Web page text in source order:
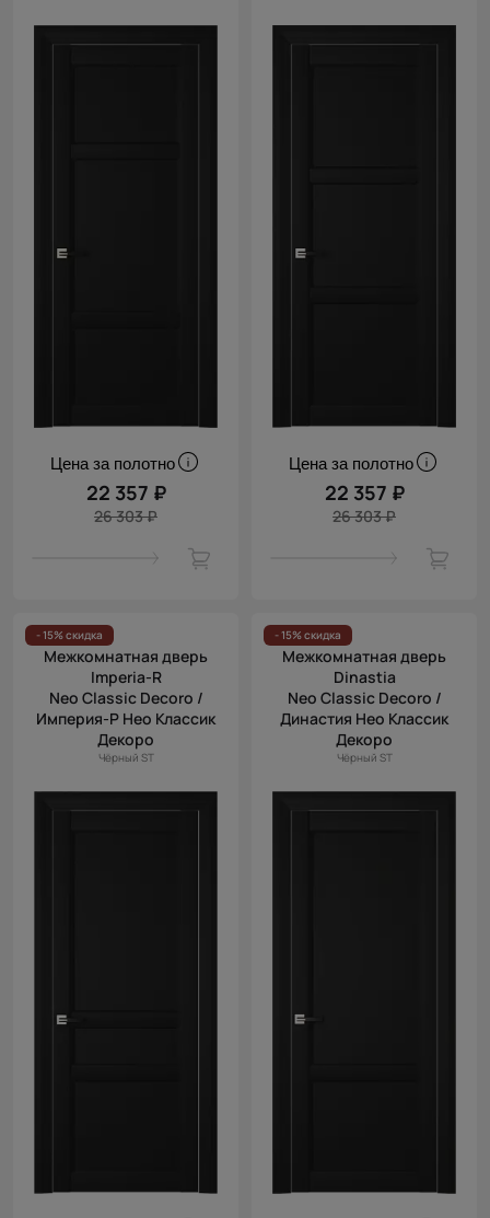
Цена за полотно
22 357 ₽
26 303 ₽
Цена за полотно
22 357 ₽
26 303 ₽
- 15% скидка
Межкомнатная дверь
Imperia-R
Neo Classic Decoro /
Империя-Р Нео Классик
Декоро
Чёрный ST
- 15% скидка
Межкомнатная дверь
Dinastia
Neo Classic Decoro /
Династия Нео Классик
Декоро
Чёрный ST